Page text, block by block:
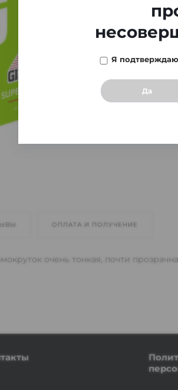
ОПЛАТА И ПОЛУЧЕНИЕ
очень тонкая, почти
Я
Да